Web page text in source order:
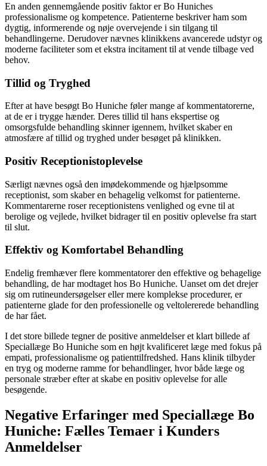
En anden gennemgående positiv faktor er Bo Huniches
professionalisme og kompetence. Patienterne beskriver ham som
dygtig, informerende og nøje overvejende i sin tilgang til
behandlingerne. Derudover nævnes klinikkens avancerede udstyr og
moderne faciliteter som et ekstra incitament til at vende tilbage ved
behov.
Tillid og Tryghed
Efter at have besøgt Bo Huniche føler mange af kommentatorerne,
at de er i trygge hænder. Deres tillid til hans ekspertise og
omsorgsfulde behandling skinner igennem, hvilket skaber en
atmosfære af tillid og tryghed under besøget på klinikken.
Positiv Receptionistoplevelse
Særligt nævnes også den imødekommende og hjælpsomme
receptionist, som skaber en behagelig velkomst for patienterne.
Kommentarerne roser receptionistens venlighed og evne til at
berolige og vejlede, hvilket bidrager til en positiv oplevelse fra start
til slut.
Effektiv og Komfortabel Behandling
Endelig fremhæver flere kommentatorer den effektive og behagelige
behandling, de har modtaget hos Bo Huniche. Uanset om det drejer
sig om rutineundersøgelser eller mere komplekse procedurer, er
patienterne glade for den professionelle og veltolererede behandling
de har fået.
I det store billede tegner de positive anmeldelser et klart billede af
Speciallæge Bo Huniche som en højt kvalificeret læge med fokus på
empati, professionalisme og patienttilfredshed. Hans klinik tilbyder
en tryg og moderne ramme for behandlinger, hvor både læge og
personale stræber efter at skabe en positiv oplevelse for alle
besøgende.
Negative Erfaringer med Speciallæge Bo
Huniche: Fælles Temaer i Kunders
Anmeldelser